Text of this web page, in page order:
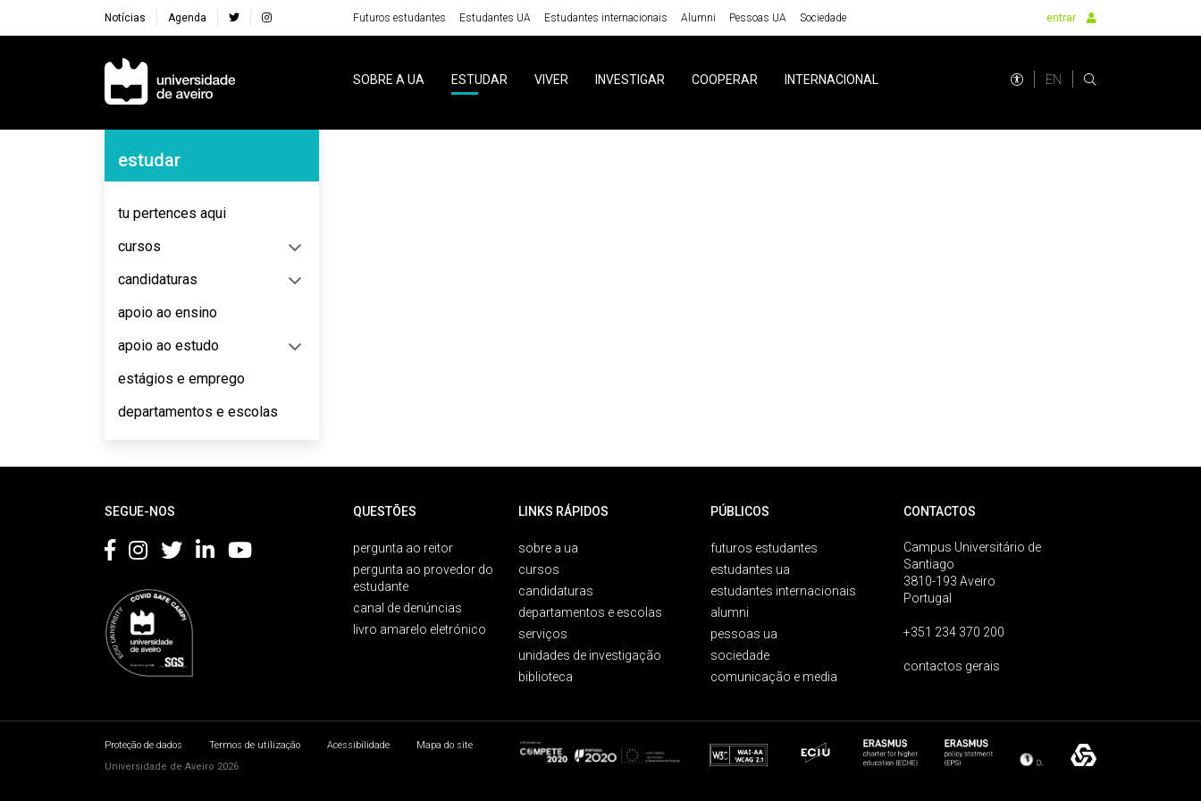
Notícias Agenda Futuros estudantes Estudantes UA Estudantes internacionais Alumni Pessoas UA Sociedade entrar
Navegação Principal
SOBRE A UA ESTUDAR VIVER INVESTIGAR COOPERAR INTERNACIONAL EN
Navegação Lateral
estudar
tu pertences aqui
cursos
candidaturas
apoio ao ensino
apoio ao estudo
estágios e emprego
departamentos e escolas
SEGUE-NOS QUESTÕES
pergunta ao reitor
pergunta ao provedor do
estudante
canal de denúncias
livro amarelo eletrónico
LINKS RÁPIDOS
sobre a ua
cursos
candidaturas
departamentos e escolas
serviços
unidades de investigação
biblioteca
PÚBLICOS
futuros estudantes
estudantes ua
estudantes internacionais
alumni
pessoas ua
sociedade
comunicação e media
CONTACTOS
Campus Universitário de
Santiago
3810-193 Aveiro
Portugal
+351 234 370 200
contactos gerais
Proteção de dados Termos de utilização Acessibilidade
Mapa do site
Universidade de Aveiro 2026